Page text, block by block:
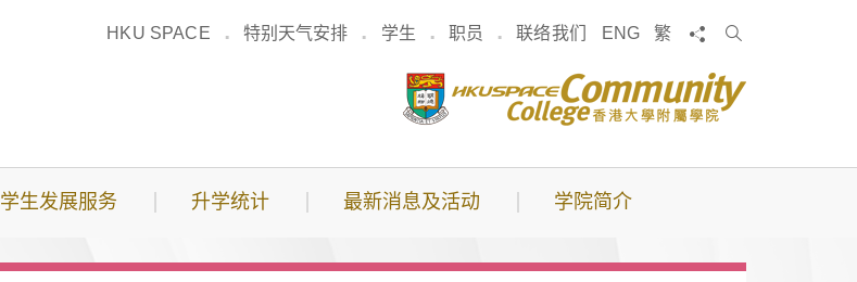
HKU SPACE 特别天气安排 学生 职员 联络我们 ENG 繁 分享
搜
学生发展服务 升学统计 最新消息及活动 学院简介